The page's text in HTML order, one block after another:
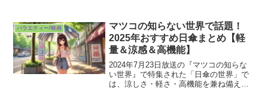
さん。彼らが全国から選りすぐった“パリ
パリ＆モチモチ...
バラエティー/映画
マツコの知らない世界で話題！
2025年おすすめ日傘まとめ【軽
量＆涼感＆高機能】
2024年7月23日放送の『マツコの知らな
い世界』で特集された「日傘の世界」で
は、涼しさ・軽さ・高機能を兼ね備えた